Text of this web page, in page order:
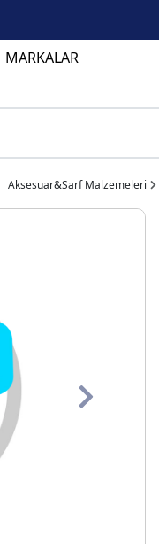
MARKALAR
Aksesuar&Sarf Malzemeleri
Next